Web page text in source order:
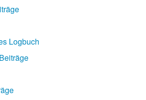
Logbuch